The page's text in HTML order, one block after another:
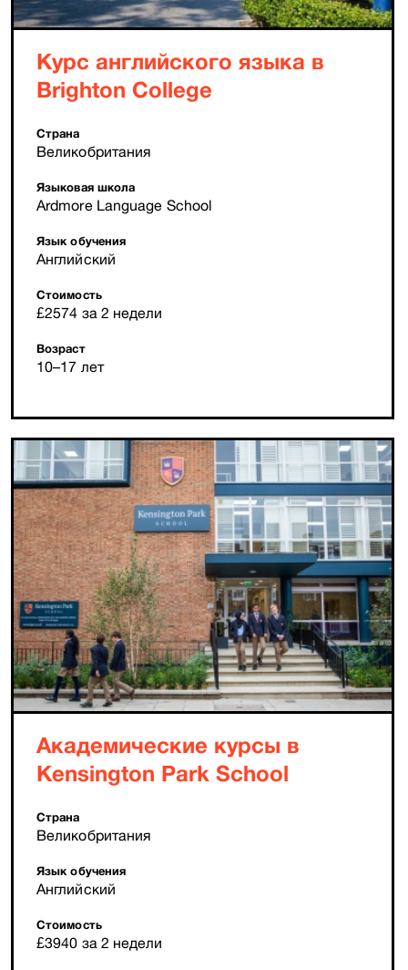
Курс английского языка в
Brighton College
Страна
Великобритания
Языковая школа
Ardmore Language School
Язык обучения
Английский
Стоимость
£2574 за 2 недели
Возраст
10–17 лет
Академические курсы в
Kensington Park School
Страна
Великобритания
Язык обучения
Английский
Стоимость
£3940 за 2 недели